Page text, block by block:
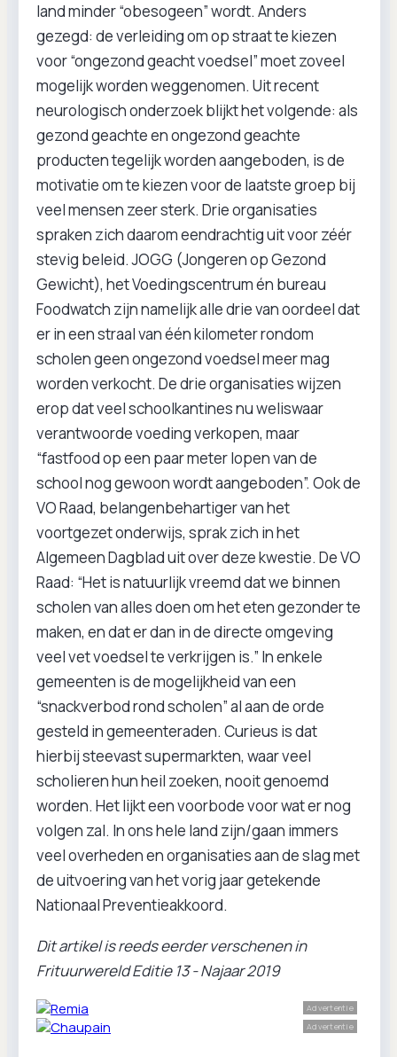
land minder “obesogeen” wordt. Anders
gezegd: de verleiding om op straat te kiezen
voor “ongezond geacht voedsel” moet zoveel
mogelijk worden weggenomen. Uit recent
neurologisch onderzoek blijkt het volgende: als
gezond geachte en ongezond geachte
producten tegelijk worden aangeboden, is de
motivatie om te kiezen voor de laatste groep bij
veel mensen zeer sterk. Drie organisaties
spraken zich daarom eendrachtig uit voor zéér
stevig beleid. JOGG (Jongeren op Gezond
Gewicht), het Voedingscentrum én bureau
Foodwatch zijn namelijk alle drie van oordeel dat
er in een straal van één kilometer rondom
scholen geen ongezond voedsel meer mag
worden verkocht. De drie organisaties wijzen
erop dat veel schoolkantines nu weliswaar
verantwoorde voeding verkopen, maar
“fastfood op een paar meter lopen van de
school nog gewoon wordt aangeboden”. Ook de
VO Raad, belangenbehartiger van het
voortgezet onderwijs, sprak zich in het
Algemeen Dagblad uit over deze kwestie. De VO
Raad: “Het is natuurlijk vreemd dat we binnen
scholen van alles doen om het eten gezonder te
maken, en dat er dan in de directe omgeving
veel vet voedsel te verkrijgen is.” In enkele
gemeenten is de mogelijkheid van een
“snackverbod rond scholen” al aan de orde
gesteld in gemeenteraden. Curieus is dat
hierbij steevast supermarkten, waar veel
scholieren hun heil zoeken, nooit genoemd
worden. Het lijkt een voorbode voor wat er nog
volgen zal. In ons hele land zijn/gaan immers
veel overheden en organisaties aan de slag met
de uitvoering van het vorig jaar getekende
Nationaal Preventieakkoord.
Dit artikel is reeds eerder verschenen in
Frituurwereld Editie 13 - Najaar 2019
Advertentie
Advertentie